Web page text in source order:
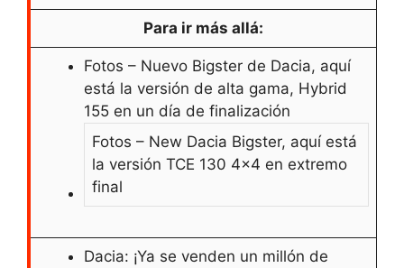
Para ir más allá:
Fotos – Nuevo Bigster de Dacia, aquí
está la versión de alta gama, Hybrid
155 en un día de finalización
Fotos – New Dacia Bigster, aquí está
la versión TCE 130 4×4 en extremo
final
Dacia: ¡Ya se venden un millón de